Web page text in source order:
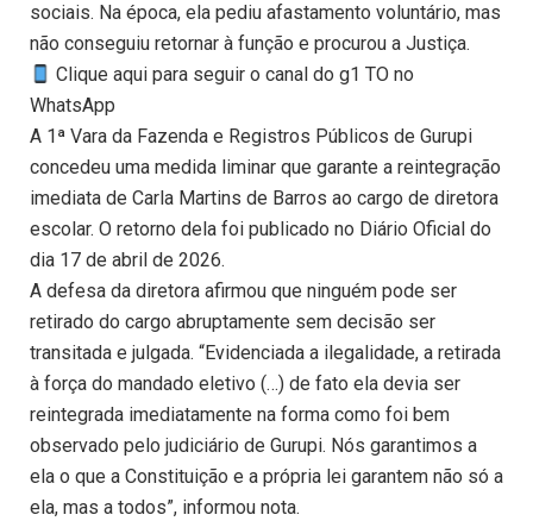
sociais. Na época, ela pediu afastamento voluntário, mas
não conseguiu retornar à função e procurou a Justiça.
Clique aqui para seguir o canal do g1 TO no
WhatsApp
A 1ª Vara da Fazenda e Registros Públicos de Gurupi
concedeu uma medida liminar que garante a reintegração
imediata de Carla Martins de Barros ao cargo de diretora
escolar. O retorno dela foi publicado no Diário Oficial do
dia 17 de abril de 2026.
A defesa da diretora afirmou que ninguém pode ser
retirado do cargo abruptamente sem decisão ser
transitada e julgada. “Evidenciada a ilegalidade, a retirada
à força do mandado eletivo (…) de fato ela devia ser
reintegrada imediatamente na forma como foi bem
observado pelo judiciário de Gurupi. Nós garantimos a
ela o que a Constituição e a própria lei garantem não só a
ela, mas a todos”, informou nota.